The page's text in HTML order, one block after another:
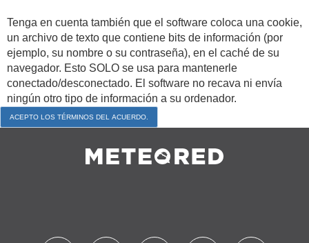
Tenga en cuenta también que el software coloca una cookie,
un archivo de texto que contiene bits de información (por
ejemplo, su nombre o su contraseña), en el caché de su
navegador. Esto SOLO se usa para mantenerle
conectado/desconectado. El software no recava ni envía
ningún otro tipo de información a su ordenador.